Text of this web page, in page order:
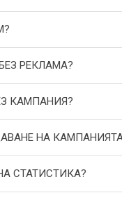
РЕКЛАМА?
КАМПАНИЯ?
НА
СТАТИСТИКА?